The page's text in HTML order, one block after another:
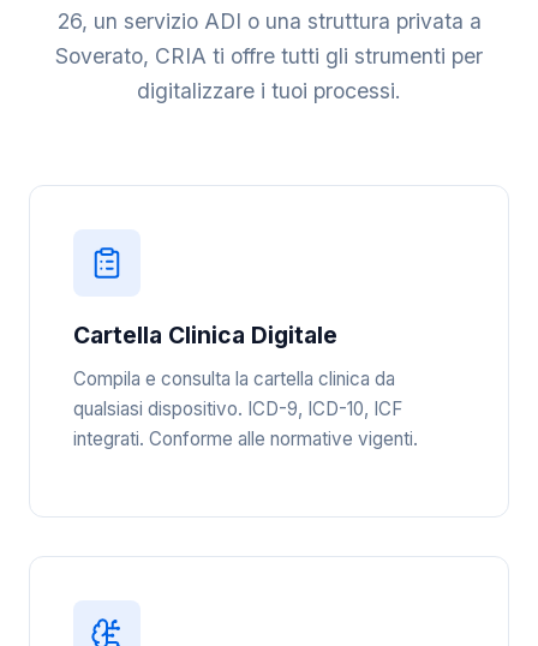
26, un servizio ADI o una struttura privata a
Soverato, CRIA ti offre tutti gli strumenti per
digitalizzare i tuoi processi.
Cartella Clinica Digitale
Compila e consulta la cartella clinica da
qualsiasi dispositivo. ICD-9, ICD-10, ICF
integrati. Conforme alle normative vigenti.